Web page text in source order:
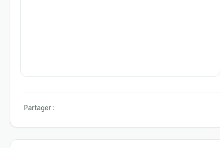
Partager :